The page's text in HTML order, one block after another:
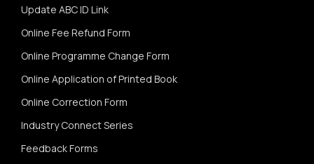
Update ABC ID Link
Online Fee Refund Form
Online Programme Change Form
Online Application of Printed Book
Online Correction Form
Industry Connect Series
Feedback Forms